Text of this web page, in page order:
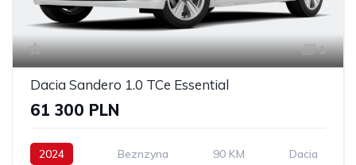
1
Dacia Sandero 1.0 TCe Essential
61 300 PLN
2024 Beznzyna 90 KM Dacia